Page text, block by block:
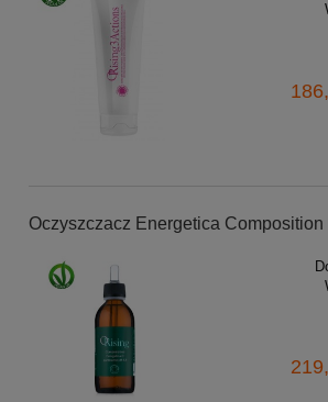
Oczyszczacz Energetica Composition